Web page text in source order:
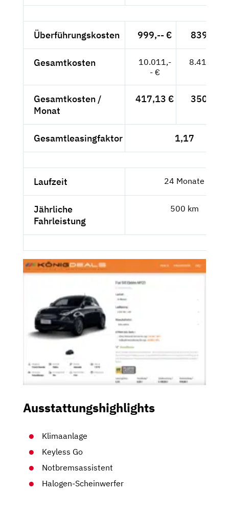
Überführungskosten 999,-- € 839,50 €
Gesamtkosten
10.011,-
- €
8.412,61
Gesamtkosten /
Monat
417,13 € 350,53 €
Gesamtleasingfaktor 1,17
Laufzeit 24 Monate
Jährliche
Fahrleistung
500 km
Ausstattungshighlights
Klimaanlage
Keyless Go
Notbremsassistent
Halogen-Scheinwerfer